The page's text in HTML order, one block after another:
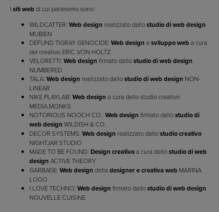
I siti web di cui parleremo sono:
WILDCATTER: Web design realizzato dallostudio di web design
MUBIEN
DEFUND TIGRAY GENOCIDE: Web design esviluppo web a cura
del creativo ERIC VON HOLTZ
VELORETTI: Web design firmato dallostudio di web design
NUMBERED
TALA: Web design realizzato dallostudio di web design NON-
LINEAR
NIKE PLAYLAB: Web design a cura dello studio creativo
MEDIA.MONKS
NOTORIOUS NOOCH CO.: Web design firmato dallostudio di
web design WILDISH & CO.
DECOR SYSTEMS: Web design realizzato dallostudio creativo
NIGHTJAR STUDIO
MADE TO BE FOUND: Design creativoa cura dellostudio di web
design ACTIVE THEORY
GARBAGE: Web design della designer e creativa web MARINA
LOOO
I LOVE TECHNO: Web design firmato dallostudio di web design
NOUVELLE CUISINE